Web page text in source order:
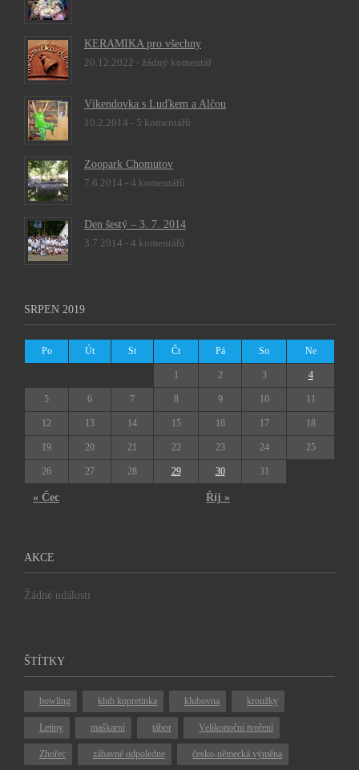
KERAMIKA pro všechny
20.12.2022 - žádný komentář
Víkendovka s Luďkem a Alčou
10.2.2014 - 5 komentářů
Zoopark Chomutov
7.6.2014 - 4 komentářů
Den šestý – 3. 7. 2014
3.7.2014 - 4 komentářů
SRPEN 2019
Po Út St Čt Pá So Ne
« Čec Říj »
1 2 3 4
5 6 7 8 9 10 11
12 13 14 15 16 17 18
19 20 21 22 23 24 25
26 27 28 29 30 31
AKCE
Žádné události
ŠTÍTKY
bowling klub kopretinka klubovna kroužky
Letiny maškarní tábor Velikonoční tvoření
Zhořec zábavné odpoledne česko-německá výměna